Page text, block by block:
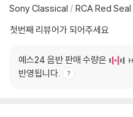
Sony Classical / RCA Red Seal
첫번째 리뷰어가 되어주세요
예스24 음반 판매 수량은
반영됩니다.